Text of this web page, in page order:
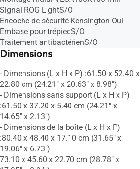
Signal ROG LightS/O
Encoche de sécurité Kensington Oui
Embase pour trépiedS/O
Traitement antibactérienS/O
Dimensions
- Dimensions (L x H x P) :61.50 x 52.40 x
22.80 cm (24.21" x 20.63" x 8.98")
- Dimensions sans support (L x H x P)
:61.50 x 37.20 x 5.40 cm (24.21" x
14.65" x 2.13")
- Dimensions de la boîte (L x H x P)
:80.40 x 48.40 x 17.10 cm (31.65" x
19.06" x 6.73")
73.10 x 45.60 x 22.70 cm (28.78" x